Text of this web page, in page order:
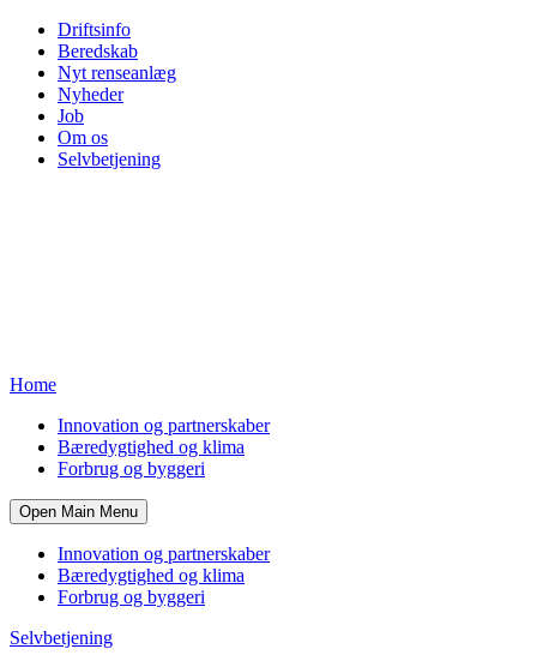
Driftsinfo
Beredskab
Nyt renseanlæg
Nyheder
Job
Om os
Selvbetjening
Home
Innovation og partnerskaber
Bæredygtighed og klima
Forbrug og byggeri
Open Main Menu
Innovation og partnerskaber
Bæredygtighed og klima
Forbrug og byggeri
Selvbetjening